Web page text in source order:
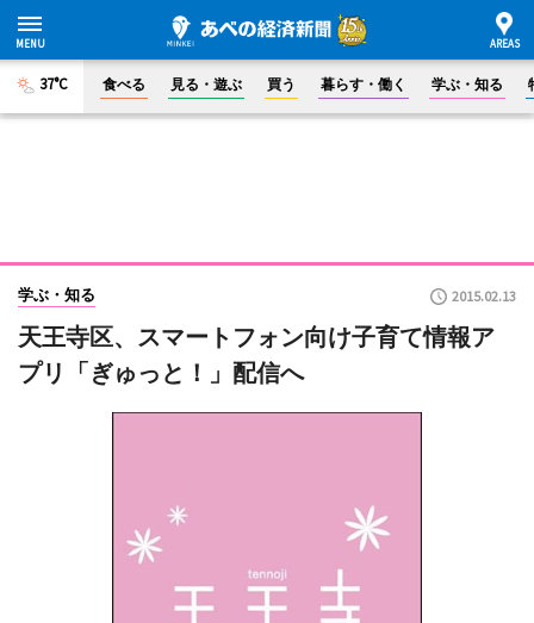
37°C 食べる 見る・遊ぶ 買う 暮らす・働く 学ぶ・知る
学ぶ・知る 2015.02.13
天王寺区、スマートフォン向け子育て情報ア
プリ「ぎゅっと！」配信へ